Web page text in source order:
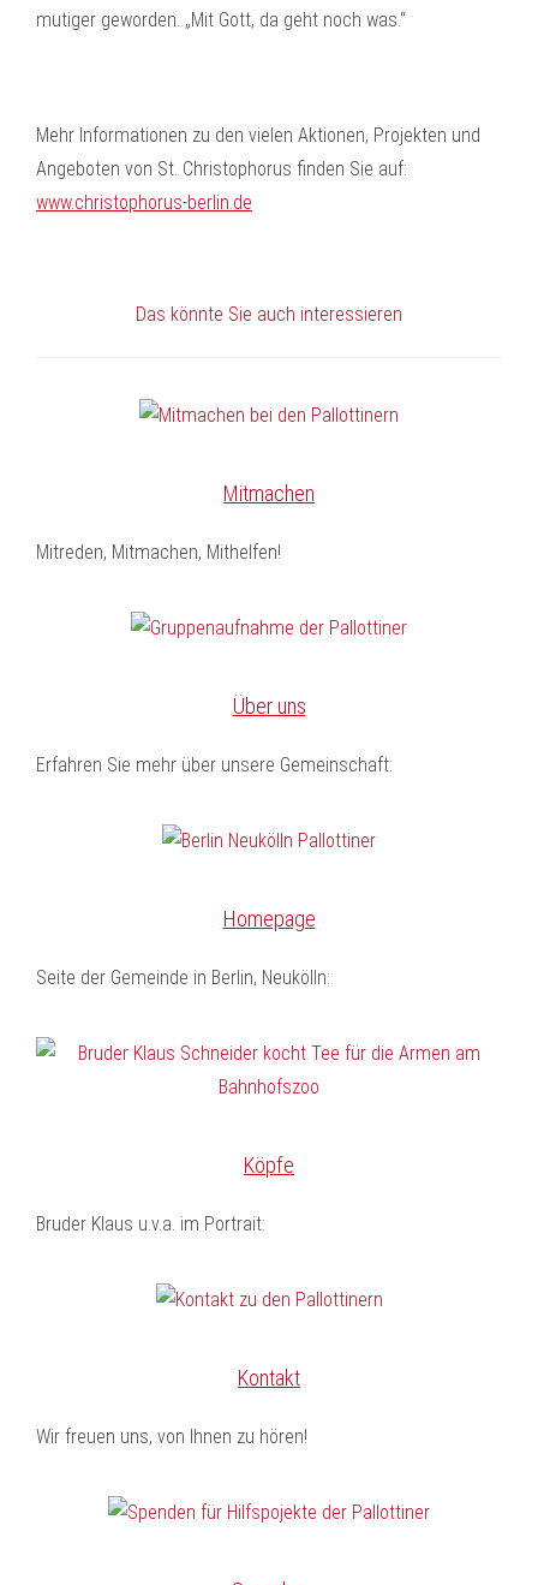
mutiger geworden. „Mit Gott, da geht noch was.“
Mehr Informationen zu den vielen Aktionen, Projekten und
Angeboten von St. Christophorus finden Sie auf:
www.christophorus-berlin.de
Das könnte Sie auch interessieren
Mitmachen
Mitreden, Mitmachen, Mithelfen!
Über uns
Erfahren Sie mehr über unsere Gemeinschaft:
Homepage
Seite der Gemeinde in Berlin, Neukölln:
Köpfe
Bruder Klaus u.v.a. im Portrait:
Kontakt
Wir freuen uns, von Ihnen zu hören!